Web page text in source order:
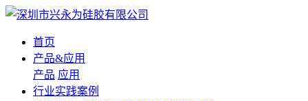
首页
产品&应用
产品 应用
行业实践案例